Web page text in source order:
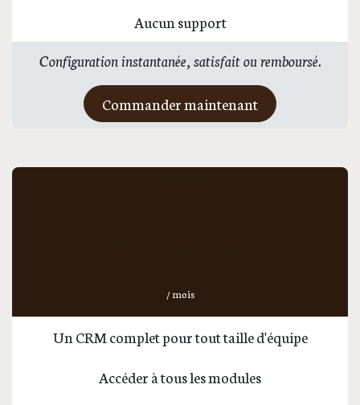
Aucun support
Configuration instantanée, satisfait ou remboursé.
Commander maintenant
/ mois
Un CRM complet pour tout taille d'équipe
Accéder à tous les modules